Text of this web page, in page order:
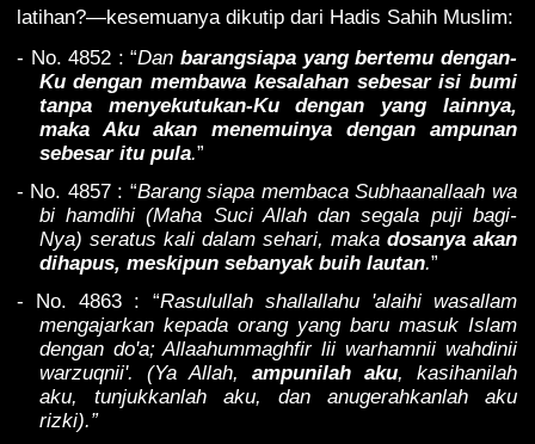
latihan?—kesemuanya dikutip dari Hadis Sahih Muslim:
- No. 4852 : “Danbarangsiapa yang bertemu dengan-
Ku dengan membawa kesalahan sebesar isi bumi
tanpa menyekutukan-Ku dengan yang lainnya,
maka Aku akan menemuinya dengan ampunan
sebesar itu pula.”
- No. 4857 : “Barang siapa membaca Subhaanallaah wa
bi hamdihi (Maha Suci Allah dan segala puji bagi-
Nya) seratus kali dalam sehari, maka dosanya akan
dihapus, meskipun sebanyak buih lautan.”
- No. 4863 : “Rasulullah shallallahu 'alaihi wasallam
mengajarkan kepada orang yang baru masuk Islam
dengan do'a; Allaahummaghfir lii warhamnii wahdinii
warzuqnii'. (Ya Allah, ampunilah aku, kasihanilah
aku, tunjukkanlah aku, dan anugerahkanlah aku
rizki).”